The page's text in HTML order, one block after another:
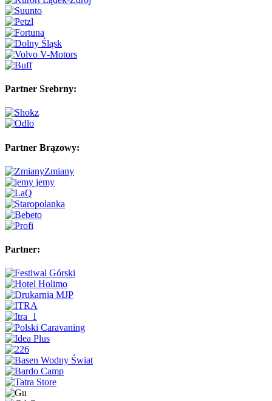
Partner Srebrny:
Partner Brązowy:
Partner: